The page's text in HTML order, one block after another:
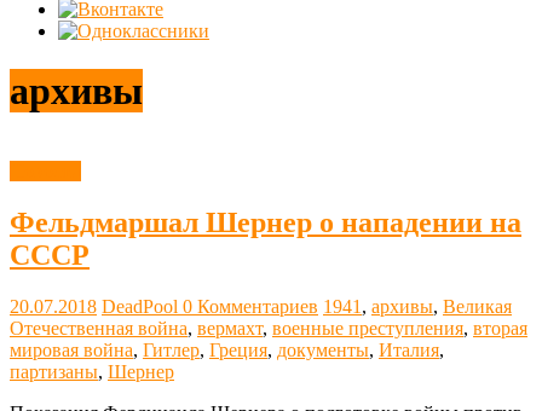
архивы
Фельдмаршал Шернер о нападении на
СССР
20.07.2018 DeadPool 0 Комментариев 1941 , архивы, Великая
Отечественная война, вермахт, военные преступления, вторая
мировая война, Гитлер, Греция, документы, Италия,
партизаны, Шернер